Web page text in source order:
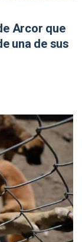
Arcor que
una de sus